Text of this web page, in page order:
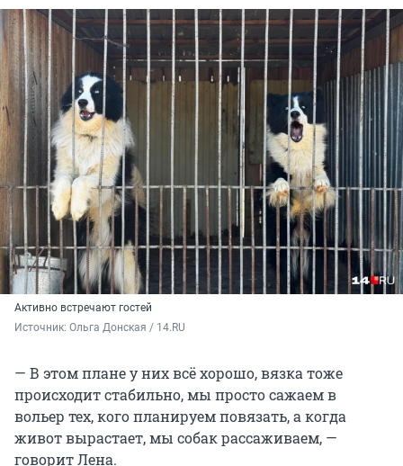
Активно встречают гостей
Источник: Ольга Донская / 14.RU
— В этом плане у них всё хорошо, вязка тоже
происходит стабильно, мы просто сажаем в
вольер тех, кого планируем повязать, а когда
живот вырастает, мы собак рассаживаем, —
говорит Лена.